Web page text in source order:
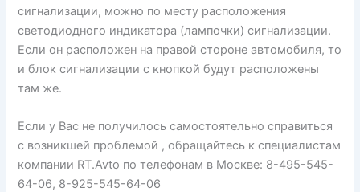
сигнализации, можно по месту расположения
светодиодного индикатора (лампочки) сигнализации.
Если он расположен на правой стороне автомобиля, то
и блок сигнализации с кнопкой будут расположены
там же.
Если у Вас не получилось самостоятельно справиться
с возникшей проблемой , обращайтесь к специалистам
компании RT.Avto по телефонам в Москве: 8-495-545-
64-06, 8-925-545-64-06